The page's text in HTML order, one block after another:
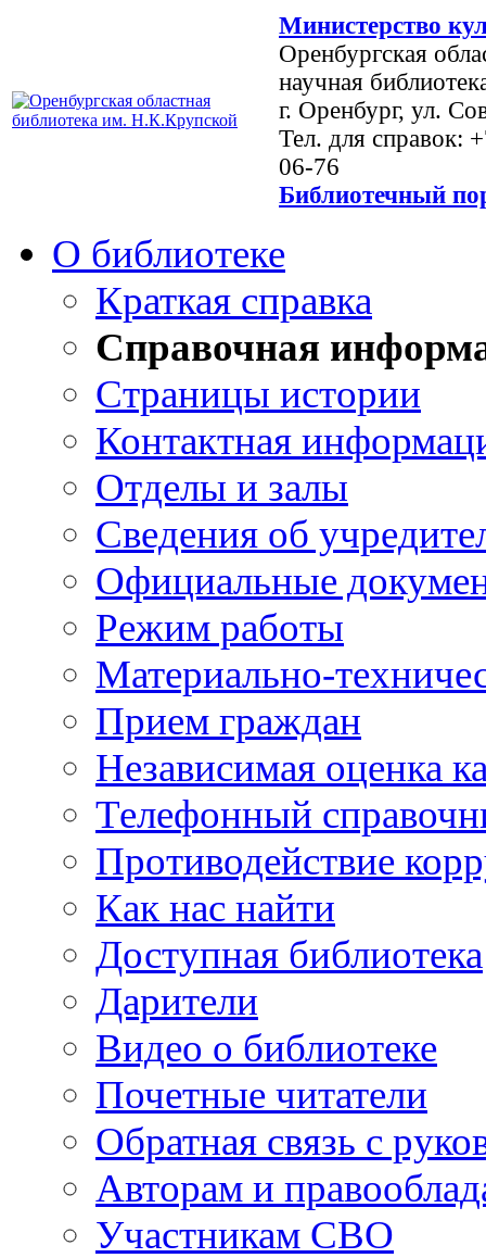
Министерство
Оренбургская
научная
г. Оренбург, ул.
Тел. для справок:
06-76
Библиотечный
О библиотеке
Краткая справка
Справочная
Страницы истории
Контактная
Отделы и залы
Сведения об
Официальные
Режим работы
Материально-
Прием граждан
Независимая оценка
Телефонный
Противодействие
Как нас найти
Доступная библиотека
Дарители
Видео о библиотеке
Почетные читатели
Обратная связь с
Авторам и
Участникам СВО